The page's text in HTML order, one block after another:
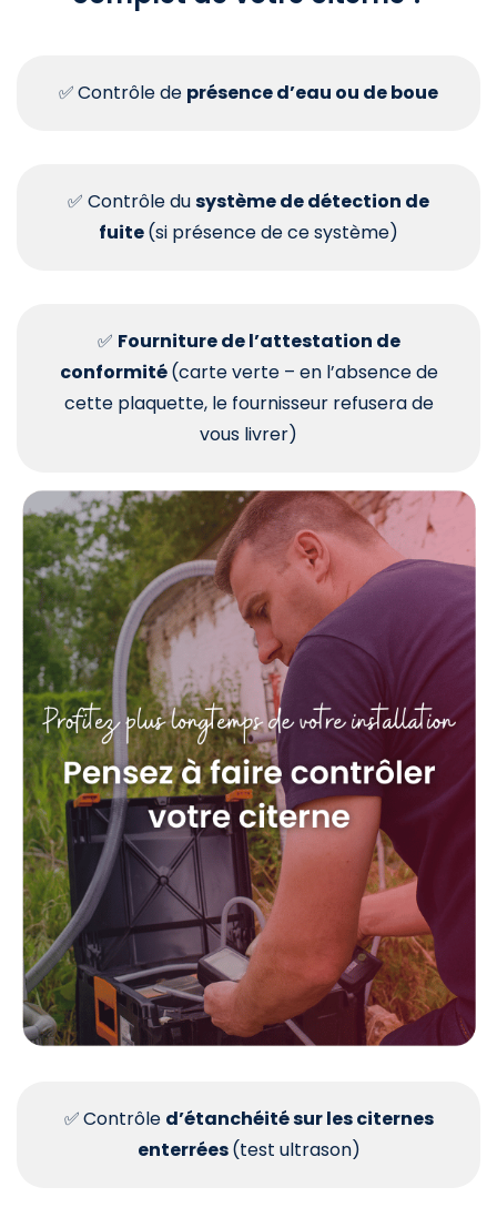
✅Contrôle de présence d’eau ou de boue
✅ Contrôle dusystème de détection de
fuite(si présence de ce système)
✅ Fourniture de l’attestation de
conformité(carte verte – en l’absence de
cette plaquette, le fournisseur refusera de
vous livrer)
✅Contrôle d’étanchéité sur les citernes
enterrées(test ultrason)